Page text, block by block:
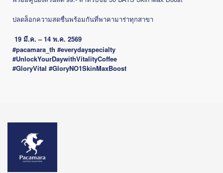
ปลดล็อกความสดชื่นพร้อมกันที่พาคามาร่าทุกสาขา
19 มี.ค. – 14 พ.ค. 2569
#pacamara_th #everydayspecialty
#UnlockYourDaywithVitalityCoffee
#GloryVital #GloryNO1SkinMaxBoost